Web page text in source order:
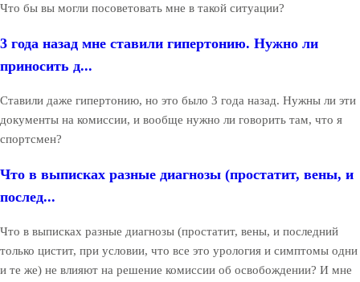
Что бы вы могли посоветовать мне в такой ситуации?
3 года назад мне ставили гипертонию. Нужно ли
приносить д...
Ставили даже гипертонию, но это было 3 года назад. Нужны ли эти
документы на комиссии, и вообще нужно ли говорить там, что я
спортсмен?
Что в выписках разные диагнозы (простатит, вены, и
послед...
Что в выписках разные диагнозы (простатит, вены, и последний
только цистит, при условии, что все это урология и симптомы одни
и те же) не влияют на решение комиссии об освобождении? И мне